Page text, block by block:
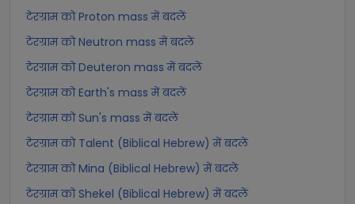
टेरग्राम को Proton mass में बदलें
टेरग्राम को Neutron mass में बदलें
टेरग्राम को Deuteron mass में बदलें
टेरग्राम को Earth's mass में बदलें
टेरग्राम को Sun's mass में बदलें
टेरग्राम को Talent (Biblical Hebrew) में बदलें
टेरग्राम को Mina (Biblical Hebrew) में बदलें
टेरग्राम को Shekel (Biblical Hebrew) में बदलें